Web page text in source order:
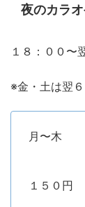
夜のカラ
１８：００〜
※金・土は翌
月〜木
１５０円